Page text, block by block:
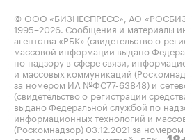
© ООО «БИЗНЕСПРЕСС», АО
1995–2026 . Сообщения и материалы
агентства «РБК» (свидетельство о
массовой информации выдано
по надзору в сфере связи,
и массовых коммуникаций
за номером ИА №ФС77-63848) и
(свидетельство о регистрации
выдано Федеральной службой по
информационных технологий и
(Роскомнадзор) 03.12.2021 за